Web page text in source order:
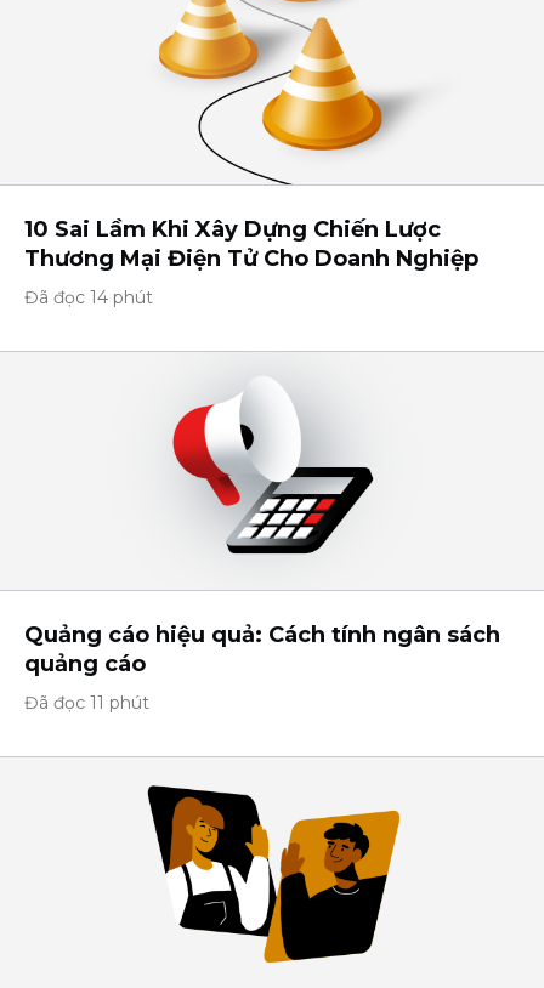
10 Sai Lầm Khi Xây Dựng Chiến Lược
Thương Mại Điện Tử Cho Doanh Nghiệp
Đã đọc 14 phút
Quảng cáo hiệu quả: Cách tính ngân sách
quảng cáo
Đã đọc 11 phút